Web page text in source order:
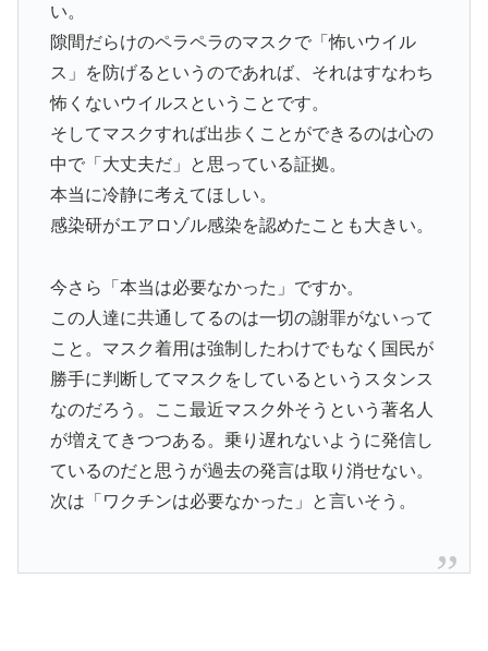
い。
隙間だらけのペラペラのマスクで「怖いウイル
ス」を防げるというのであれば、それはすなわち
怖くないウイルスということです。
そしてマスクすれば出歩くことができるのは心の
中で「大丈夫だ」と思っている証拠。
本当に冷静に考えてほしい。
感染研がエアロゾル感染を認めたことも大きい。
今さら「本当は必要なかった」ですか。
この人達に共通してるのは一切の謝罪がないって
こと。マスク着用は強制したわけでもなく国民が
勝手に判断してマスクをしているというスタンス
なのだろう。ここ最近マスク外そうという著名人
が増えてきつつある。乗り遅れないように発信し
ているのだと思うが過去の発言は取り消せない。
次は「ワクチンは必要なかった」と言いそう。